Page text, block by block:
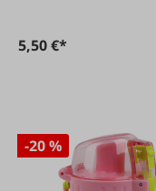
5,50 €*
-20 %